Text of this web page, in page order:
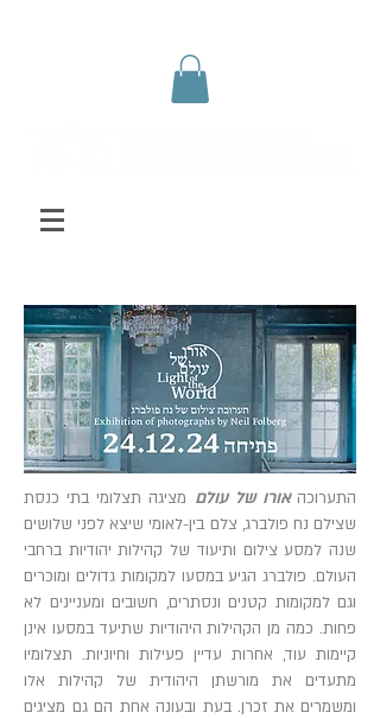
התערוכהאורו של עולם מציגה תצלומי בתי כנסת
שצילם נח פולברג, צלם בין-לאומי שיצא לפני שלושים
שנה למסע צילום ותיעוד של קהילות יהודיות ברחבי
העולם. פולברג הגיע במסעו למקומות גדולים ומוכרים
וגם למקומות קטנים ונסתרים, חשובים ומעניינים לא
פחות. כמה מן הקהילות היהודיות שתיעד במסעו אינן
קיימות עוד, אחרות עדיין פעילות וחיוניות. תצלומיו
מתעדים את מורשתן היהודית של קהילות אלו
ומשמרים את זכרן. בעת ובעונה אחת הם גם מציגים